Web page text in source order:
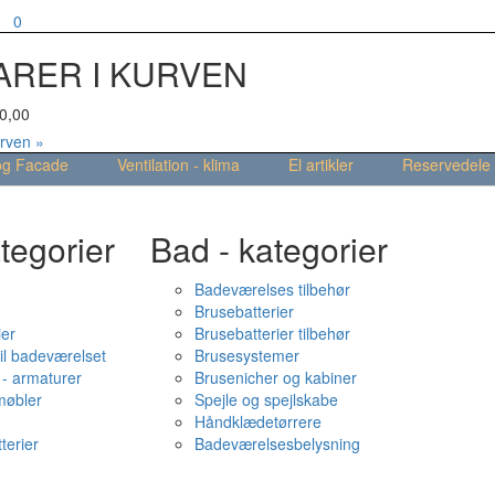
0
I KURVEN
0,00
»
Facade Ventilation - klima El artikler
Reservedele
badeværelset
armaturer
Bad - kategorier
Badeværelses tilbehør
Brusebatterier
Brusebatterier tilbehør
Brusesystemer
Brusenicher og kabiner
Spejle og spejlskabe
Håndklædetørrere
Badeværelsesbelysning